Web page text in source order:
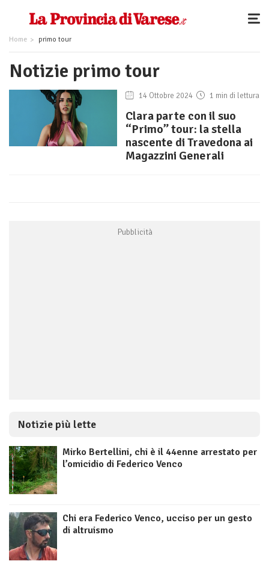
Home primo tour
Notizie primo tour
14 Ottobre 2024 1 min di lettura
Clara parte con il suo
“Primo” tour: la stella
nascente di Travedona ai
Magazzini Generali
Notizie più lette
Mirko Bertellini, chi è il 44enne arrestato per
l’omicidio di Federico Venco
Chi era Federico Venco, ucciso per un gesto
di altruismo